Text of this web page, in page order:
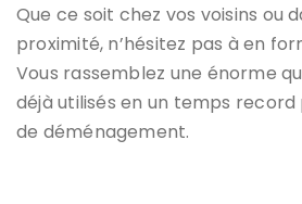
Que ce soit chez vos voisins ou
proximité, n’hésitez pas à en
Vous rassemblez une énorme
déjà utilisés en un temps
de déménagement.